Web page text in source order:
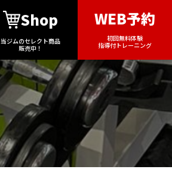
Shop
当ジムのセレクト商品
販売中！
WEB予約
初回無料体験
指導付トレーニング